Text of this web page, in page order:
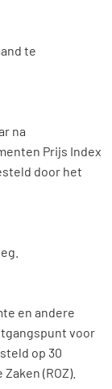
te
na
Prijs Index
door het
en andere
voor
op 30
(ROZ).